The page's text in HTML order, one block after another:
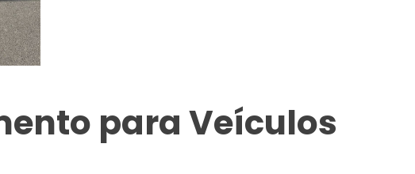
para Veículos